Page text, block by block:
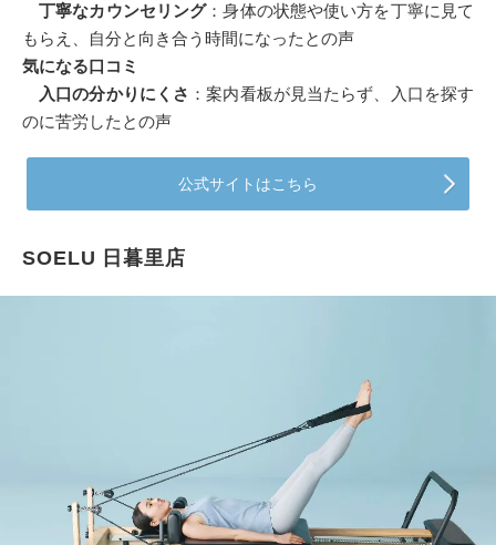
丁寧なカウンセリング：身体の状態や使い方を丁寧に見て
もらえ、自分と向き合う時間になったとの声
気になる口コミ
入口の分かりにくさ ：案内看板が見当たらず、入口を探す
のに苦労したとの声
公式サイトはこちら
SOELU 日暮里店